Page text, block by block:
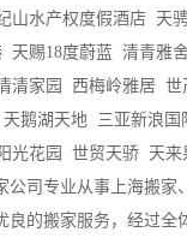
山水产权度假酒店 天
天赐18度蔚蓝 清青雅
清家园 西梅岭雅居
鹅湖天地 三亚新浪
花园 世贸天骄 天来
司专业从事上海搬家
的搬家服务，经过全